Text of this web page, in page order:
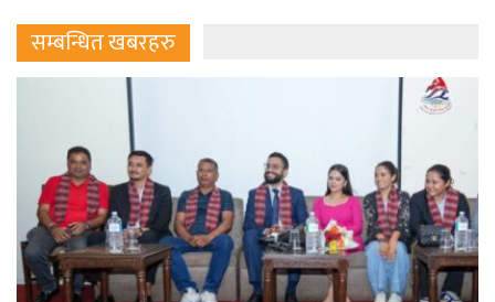
सम्बन्धित खबरहरु